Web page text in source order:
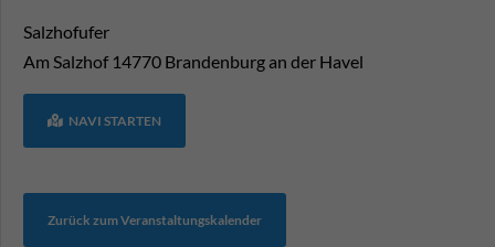
Salzhofufer
Am Salzhof 14770 Brandenburg an der Havel
NAVI STARTEN
Zurück zum Veranstaltungskalender